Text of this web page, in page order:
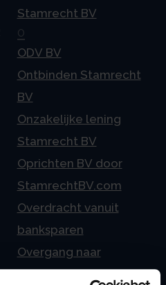
Stamrecht BV
O
ODV BV
Ontbinden Stamrecht
BV
Onzakelijke lening
Stamrecht BV
Oprichten BV door
StamrechtBV.com
Overdracht vanuit
banksparen
Overgang naar
Stamrecht BV